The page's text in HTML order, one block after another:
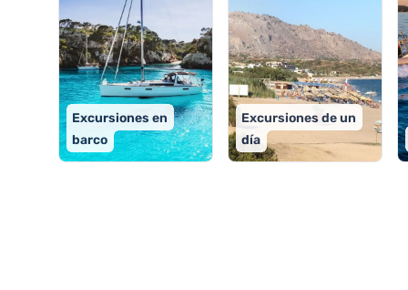
Excursiones en
barco
Excursiones de un
día